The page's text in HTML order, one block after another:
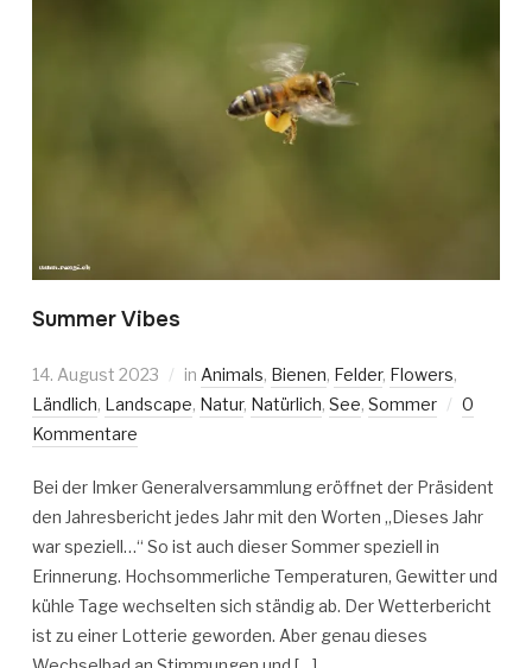
Summer Vibes
14. August 2023 in Animals, Bienen, Felder, Flowers,
Ländlich, Landscape, Natur, Natürlich, See, Sommer
0
Kommentare
Bei der Imker Generalversammlung eröffnet der Präsident
den Jahresbericht jedes Jahr mit den Worten „Dieses Jahr
war speziell…“ So ist auch dieser Sommer speziell in
Erinnerung. Hochsommerliche Temperaturen, Gewitter und
kühle Tage wechselten sich ständig ab. Der Wetterbericht
ist zu einer Lotterie geworden. Aber genau dieses